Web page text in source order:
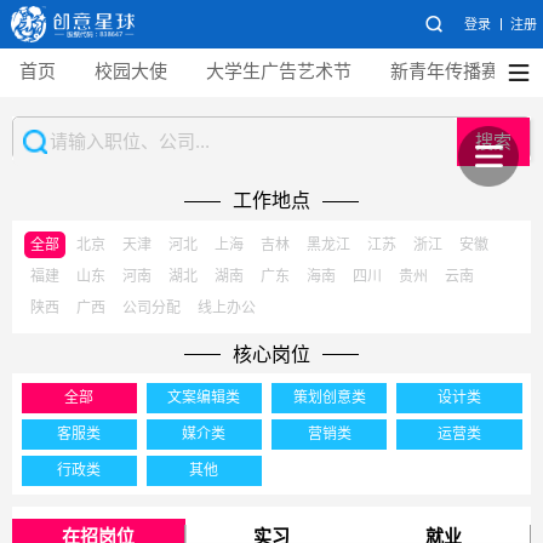
登录 注册
首页 校园大使 大学生广告艺术节 新青年传播赛
搜索
工作地点
全部 北京 天津 河北 上海 吉林 黑龙江 江苏 浙江
安徽
福建
山东 河南 湖北 湖南 广东 海南 四川 贵州
云南
陕西
广西 公司分配 线上办公
核心岗位
全部 文案编辑类 策划创意类 设计类
客服类 媒介类 营销类 运营类
行政类 其他
在招岗位 实习 就业